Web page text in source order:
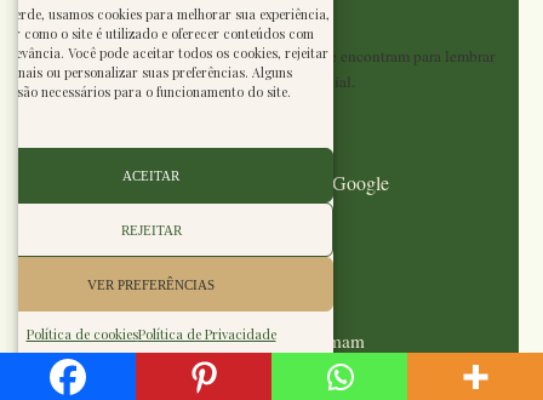
usamos cookies para melhorar sua experiência,
como o site é utilizado e oferecer conteúdos com
Você pode aceitar todos os cookies, rejeitar
ou personalizar suas preferências. Alguns
são necessários para o funcionamento do site.
ACEITAR
REJEITAR
VER PREFERÊNCIAS
Política de cookiesPolítica de Privacidade
Benverde
Um portal onde natureza e conhecimento se encontram para lembrar
que o simples é essencial.
⭐⭐⭐⭐⭐
Avaliar o Benverde no Google
NAVEGUE
Início
Plantas que transformam